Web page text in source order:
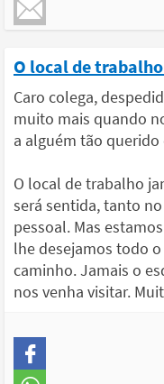
O local de
Caro colega,
muito mais quando
a alguém tão querido
O local de trabalho
será sentida, tanto
pessoal. Mas
lhe desejamos todo
caminho. Jamais o
nos venha visitar.